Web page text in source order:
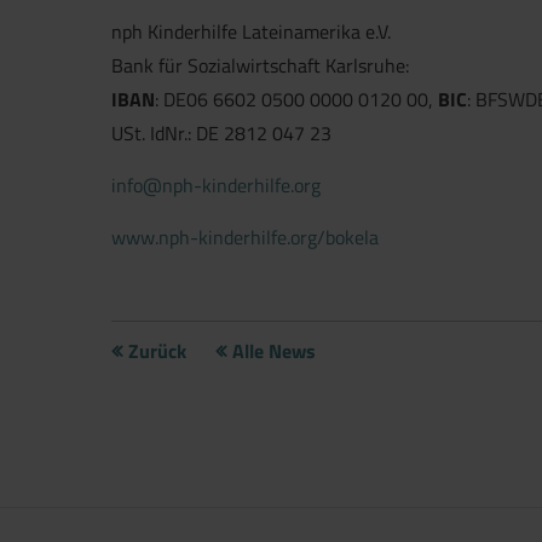
nph Kinderhilfe Lateinamerika e.V.
Bank für Sozialwirtschaft Karlsruhe:
IBAN: DE06 6602 0500 0000 0120 00, BIC:
USt. IdNr.: DE 2812 047 23
info@nph-kinderhilfe.org
www.nph-kinderhilfe.org/bokela
Zurück Alle News
Jetzt direkt die gemerkte Auswahl